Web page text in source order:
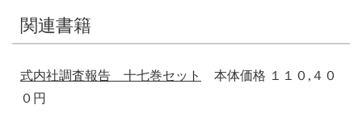
関連書籍
式内社調査報告 十七巻セット
本体価格 １１０,４０
０円